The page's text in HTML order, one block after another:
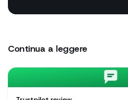
Continua a leggere